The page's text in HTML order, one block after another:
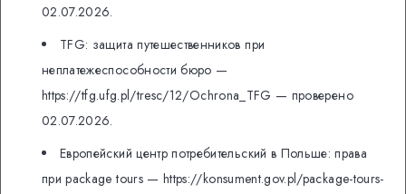
02.07.2026.
TFG: защита путешественников при
неплатежеспособности бюро —
https://tfg.ufg.pl/tresc/12/Ochrona_TFG — проверено
02.07.2026.
Европейский центр потребительский в Польше: права
при package tours — https://konsument.gov.pl/package-tours-